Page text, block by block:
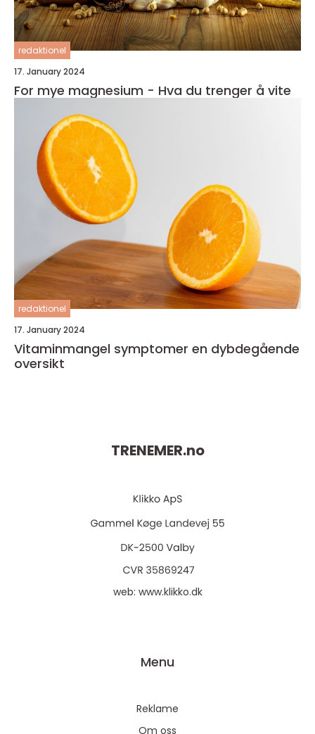
redaktionel
17. January 2024
For mye magnesium - Hva du trenger å vite
redaktionel
17. January 2024
Vitaminmangel symptomer en dybdegående
oversikt
TRENEMER.no
web: www.klikko.dk
Menu
Reklame
Om oss